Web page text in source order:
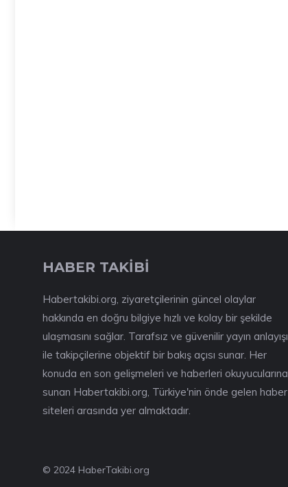
HABER TAKİBİ
Habertakibi.org, ziyaretçilerinin güncel olaylar
hakkında en doğru bilgiye hızlı ve kolay bir şekilde
ulaşmasını sağlar. Tarafsız ve güvenilir yayın anlayışı
ile takipçilerine objektif bir bakış açısı sunar. Her
konuda en son gelişmeleri ve haberleri okuyucularına
sunan Habertakibi.org, Türkiye'nin önde gelen haber
siteleri arasında yer almaktadır.
© 2024 HaberTakibi.org